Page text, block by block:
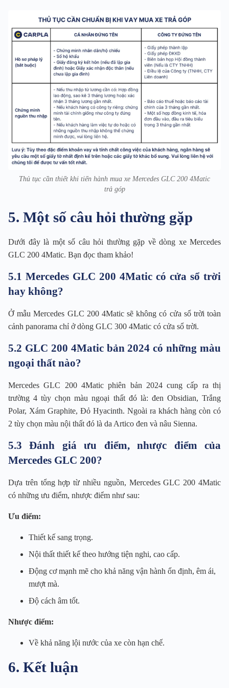
Thủ tục cần thiết khi tiến hành mua xe Mercedes GLC 200 4Matic
trả góp
5. Một số câu hỏi thường gặp
Dưới đây là một số câu hỏi thường gặp về dòng xe Mercedes
GLC 200 4Matic. Bạn đọc tham khảo!
5.1 Mercedes GLC 200 4Matic có cửa sổ trời
hay không?
Ở mẫu Mercedes GLC 200 4Matic sẽ không có cửa sổ trời toàn
cảnh panorama chỉ ở dòng GLC 300 4Matic có cửa sổ trời.
5.2 GLC 200 4Matic bản 2024 có những màu
ngoại thất nào?
Mercedes GLC 200 4Matic phiên bản 2024 cung cấp ra thị
trường 4 tùy chọn màu ngoại thất đó là: đen Obsidian, Trắng
Polar, Xám Graphite, Đỏ Hyacinth. Ngoài ra khách hàng còn có
2 tùy chọn màu nội thất đó là da Artico đen và nâu Sienna.
5.3 Đánh giá ưu điểm, nhược điểm của
Mercedes GLC 200?
Dựa trên tổng hợp từ nhiều nguồn, Mercedes GLC 200 4Matic
có những ưu điểm, nhược điểm như sau:
Ưu điểm:
Thiết kế sang trọng.
Nội thất thiết kế theo hướng tiện nghi, cao cấp.
Động cơ mạnh mẽ cho khả năng vận hành ổn định, êm ái,
mượt mà.
Độ cách âm tốt.
Nhược điểm:
Về khả năng lội nước của xe còn hạn chế.
6. Kết luận